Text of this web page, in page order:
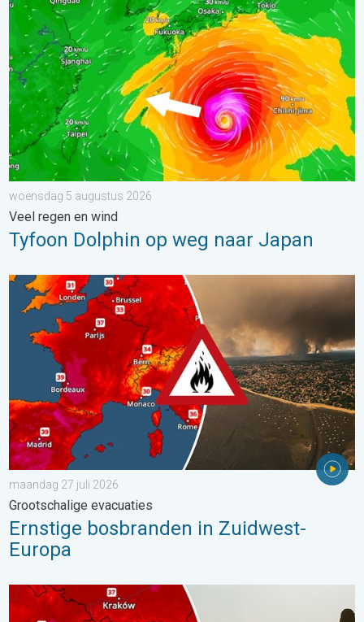
woensdag 5 augustus 2026
Veel regen en wind
Tyfoon Dolphin op weg naar Japan
Ernstige bosbranden in Zuidwest-Europa. Grootschalige
maandag 27 juli 2026
Grootschalige evacuaties
Ernstige bosbranden in Zuidwest-
Europa
Extreme hitte in Oost-Europa. Tot ruim 40 graden. . . dinsdag